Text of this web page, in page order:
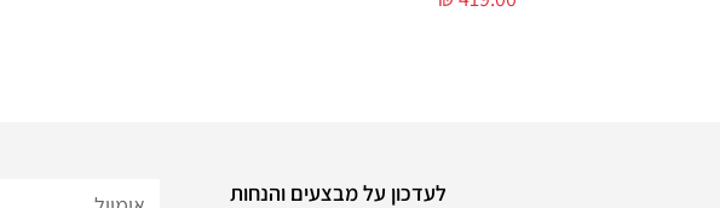
לעדכון על מבצעים והנחות